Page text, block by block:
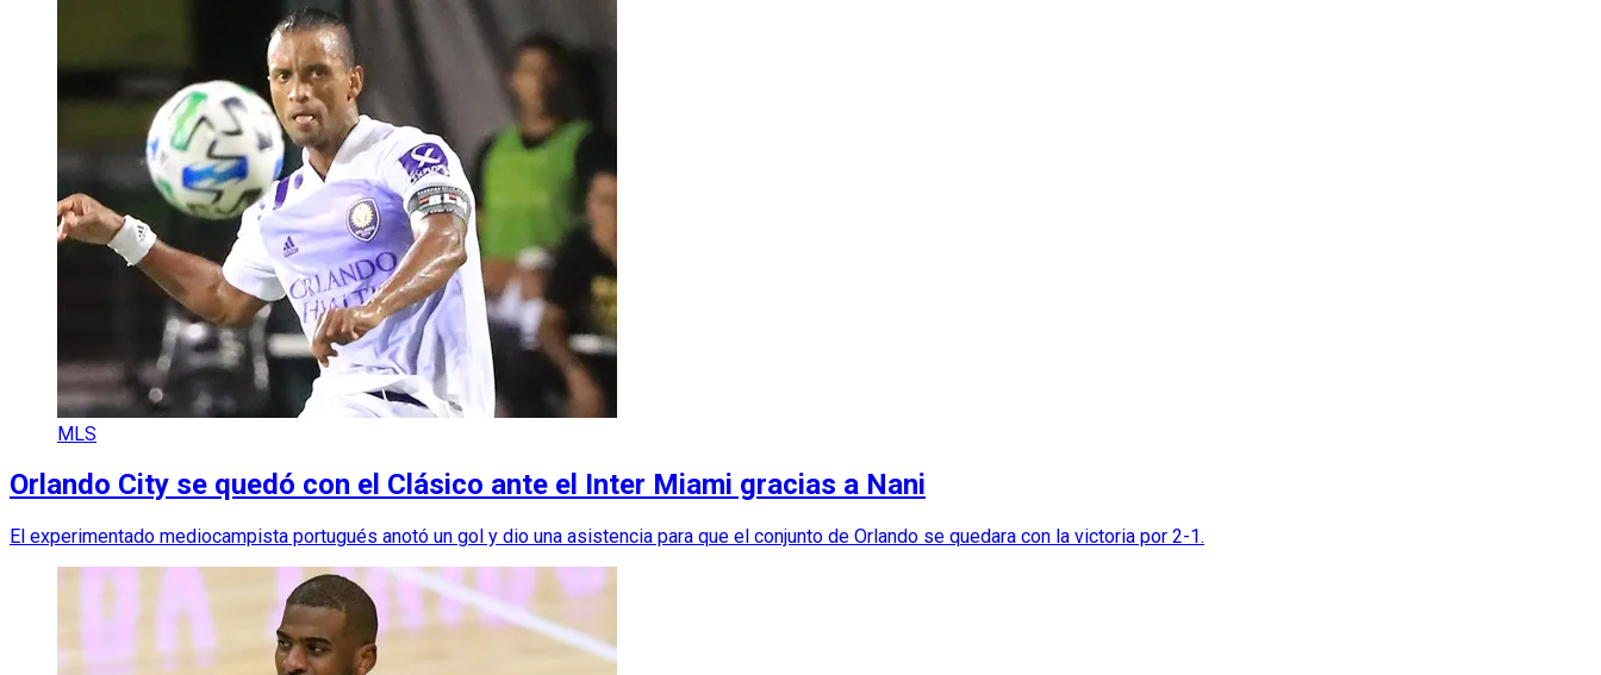
MLS
Orlando City se quedó con el Clásico ante el Inter Miami gracias a Nani
El experimentado mediocampista portugués anotó un gol y dio una asistencia para que el conjunto de Orlando se quedara con la victoria por 2-1.